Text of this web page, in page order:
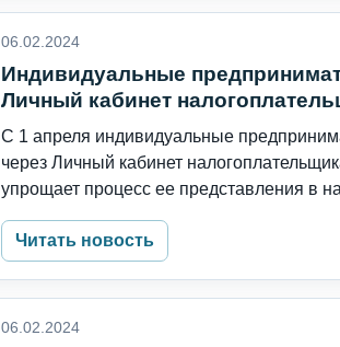
06.02.2024
Индивидуальные
Личный кабинет
С 1 апреля индивидуальные
через Личный кабинет
упрощает процесс ее представления в
Читать новость
06.02.2024